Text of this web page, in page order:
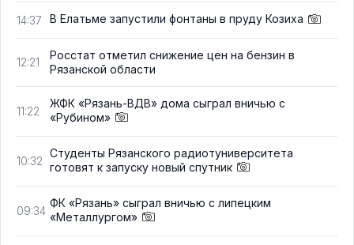
14:37 В Елатьме запустили фонтаны в пруду Козиха
12:21
Росстат отметил снижение цен на бензин в
Рязанской области
11:22
ЖФК «Рязань-ВДВ» дома сыграл вничью с
«Рубином»
10:32
Студенты Рязанского радиотуниверситета
готовят к запуску новый спутник
09:34
ФК «Рязань» сыграл вничью с липецким
«Металлургом»